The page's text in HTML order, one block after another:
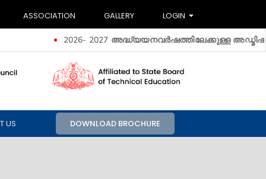
ASSOCIATION GALLERY LOGIN
2026- 2027 അദ്ധ്യയനവർഷത്തിലേക്കുള്ള അ‍ഡ്മിഷൻ
US DOWNLOAD BROCHURE